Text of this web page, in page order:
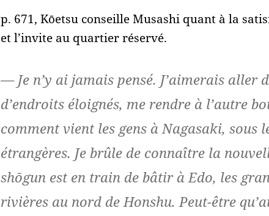
p. 671, Kōetsu conseille Musashi quant à la
et l’invite au quartier réservé.
— Je n’y ai jamais pensé. J’aimerais aller
d’endroits éloignés, me rendre à l’autre
comment vient les gens à Nagasaki, sous
étrangères. Je brûle de connaître la
shōgun est en train de bâtir à Edo, les
rivières au nord de Honshu. Peut-être